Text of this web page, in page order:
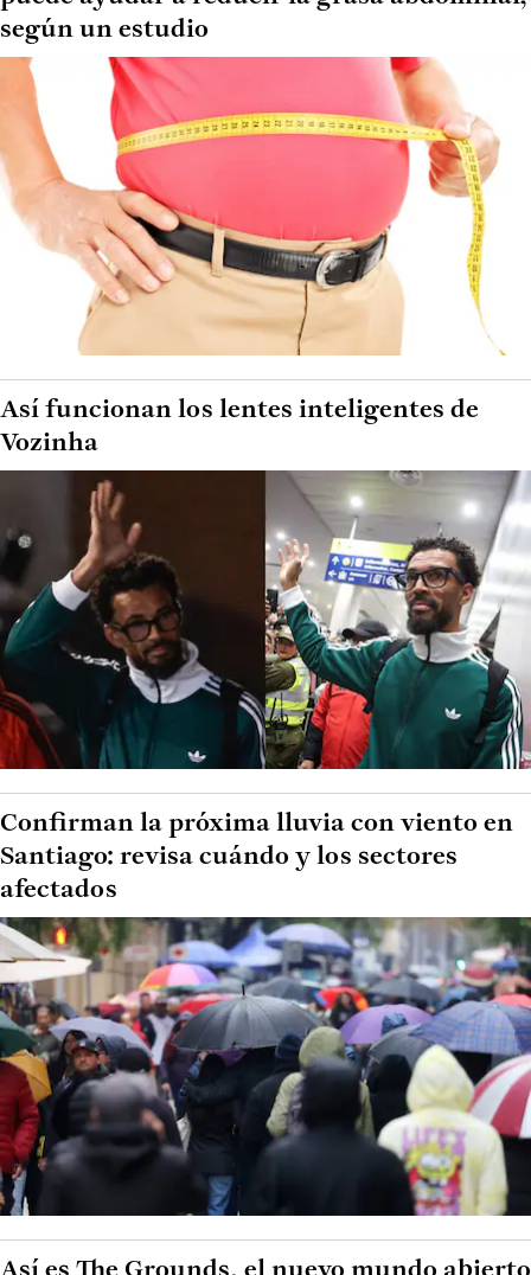
según un estudio
Así funcionan los lentes inteligentes de
Vozinha
Confirman la próxima lluvia con viento en
Santiago: revisa cuándo y los sectores
afectados